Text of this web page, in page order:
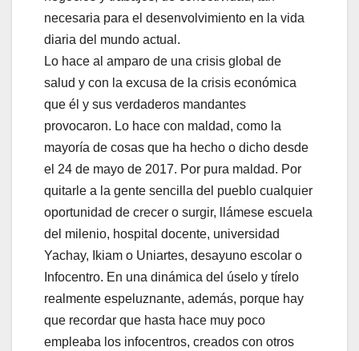
necesaria para el desenvolvimiento en la vida
diaria del mundo actual.
Lo hace al amparo de una crisis global de
salud y con la excusa de la crisis económica
que él y sus verdaderos mandantes
provocaron. Lo hace con maldad, como la
mayoría de cosas que ha hecho o dicho desde
el 24 de mayo de 2017. Por pura maldad. Por
quitarle a la gente sencilla del pueblo cualquier
oportunidad de crecer o surgir, llámese escuela
del milenio, hospital docente, universidad
Yachay, Ikiam o Uniartes, desayuno escolar o
Infocentro. En una dinámica del úselo y tírelo
realmente espeluznante, además, porque hay
que recordar que hasta hace muy poco
empleaba los infocentros, creados con otros